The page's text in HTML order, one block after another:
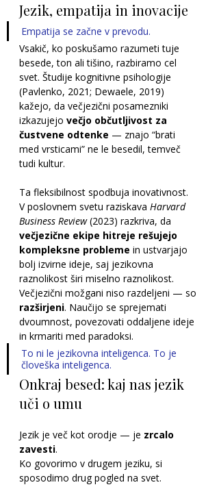
Jezik, empatija in inovacije
Empatija se začne v prevodu.
Vsakič, ko poskušamo razumeti tuje
besede, ton ali tišino, razbiramo cel
svet. Študije kognitivne psihologije
(Pavlenko, 2021; Dewaele, 2019)
kažejo, da večjezični posamezniki
izkazujejo večjo občutljivost za
čustvene odtenke — znajo “brati
med vrsticami” ne le besedil, temveč
tudi kultur.
Ta fleksibilnost spodbuja inovativnost.
V poslovnem svetu raziskava Harvard
Business Review (2023) razkriva, da
večjezične ekipe hitreje rešujejo
kompleksne probleme in ustvarjajo
bolj izvirne ideje, saj jezikovna
raznolikost širi miselno raznolikost.
Večjezični možgani niso razdeljeni — so
razširjeni. Naučijo se sprejemati
dvoumnost, povezovati oddaljene ideje
in krmariti med paradoksi.
To ni le jezikovna inteligenca. To je
človeška inteligenca.
Onkraj besed: kaj nas jezik
uči o umu
Jezik je več kot orodje — je zrcalo
zavesti.
Ko govorimo v drugem jeziku, si
sposodimo drug pogled na svet.